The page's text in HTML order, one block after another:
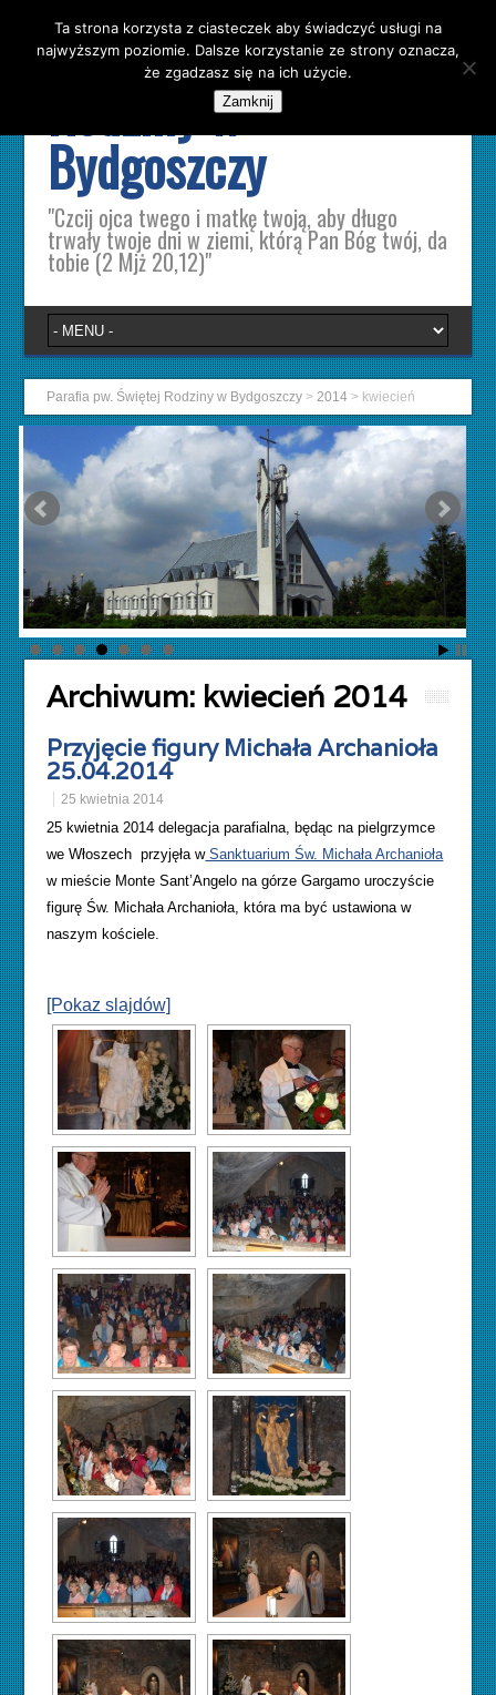
Parafia pw. Świętej
Rodziny w
Bydgoszczy
"Czcij ojca twego i matkę twoją, aby długo
trwały twoje dni w ziemi, którą Pan Bóg twój, da
tobie (2 Mjż 20,12)"
Parafia pw. Świętej Rodziny w Bydgoszczy >2014 > kwiecień
Archiwum: kwiecień 2014
Przyjęcie figury Michała Archanioła
25.04.2014
25 kwietnia 2014
25 kwietnia 2014 delegacja parafialna, będąc na pielgrzymce
we Włoszech przyjęła wSanktuarium Św. Michała Archanioła
w mieście Monte Sant’Angelo na górze Gargamo uroczyście
figurę Św. Michała Archanioła, która ma być ustawiona w
naszym kościele.
[Pokaz slajdów]
Ta strona korzysta z ciasteczek aby świadczyć usługi na
najwyższym poziomie. Dalsze korzystanie ze strony oznacza,
że zgadzasz się na ich użycie.
Zamknij